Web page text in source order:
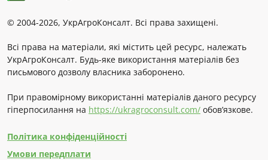
© 2004-2026, УкрАгроКонсалт. Всі права захищені.
Всі права на матеріали, які містить цей ресурс, належать
УкрАгроКонсалт. Будь-яке використання матеріалів без
письмового дозволу власника заборонено.
При правомірному використанні матеріалів даного ресурсу
гіперпосилання на https://ukragroconsult.com/ обов’язкове.
Політика конфіденційності
Умови передплати